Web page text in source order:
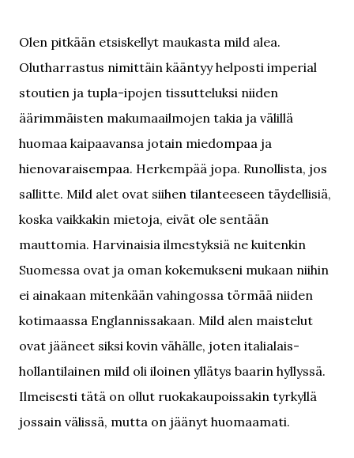
Olen pitkään etsiskellyt maukasta mild alea.
Olutharrastus nimittäin kääntyy helposti imperial
stoutien ja tupla-ipojen tissutteluksi niiden
äärimmäisten makumaailmojen takia ja välillä
huomaa kaipaavansa jotain miedompaa ja
hienovaraisempaa. Herkempää jopa. Runollista, jos
sallitte. Mild alet ovat siihen tilanteeseen täydellisiä,
koska vaikkakin mietoja, eivät ole sentään
mauttomia. Harvinaisia ilmestyksiä ne kuitenkin
Suomessa ovat ja oman kokemukseni mukaan niihin
ei ainakaan mitenkään vahingossa törmää niiden
kotimaassa Englannissakaan. Mild alen maistelut
ovat jääneet siksi kovin vähälle, joten italialais-
hollantilainen mild oli iloinen yllätys baarin hyllyssä.
Ilmeisesti tätä on ollut ruokakaupoissakin tyrkyllä
jossain välissä, mutta on jäänyt huomaamati.